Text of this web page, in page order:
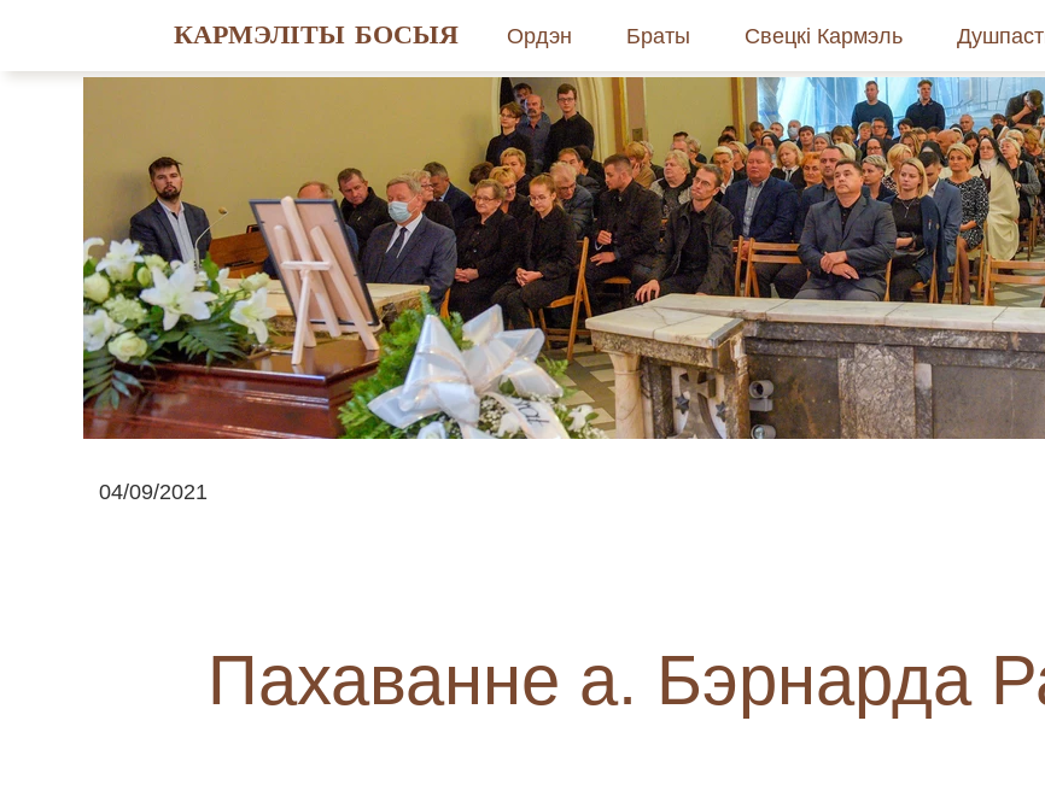
04/09/2021
Пахаванне а. Бэрнарда
КАРМЭЛІТЫ БОСЫЯ Ордэн
Гісторыя і духоўнасць
Святыя
Малітвы
Браты
Кіраўніцтва
Супольнасці
Навіны
Свецкі Кармэль
Хто мы такія
Супольнасць
Як